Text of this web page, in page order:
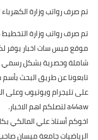
تم صرف رواتب وزارة
تم صرف رواتب وزارة التخطيط
موقع ميس سات اخبار يوفر
شاملة وحصرية بشكل رسمي
تابعونا عن طريق البحث
على تليجرام ويوتيوب وعلى
a44aw لتصلكم اهم الاخبار.
اخوكم أستاذ علي المالكي
الرياضيات جامعة ميسان